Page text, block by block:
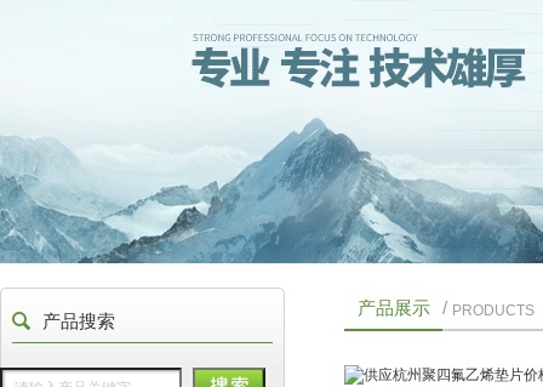
产品搜索
产品展示 / PRODUCTS